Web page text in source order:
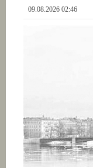
09.08.2026 02:46